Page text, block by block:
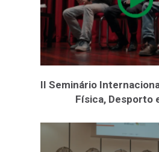
II Seminário
Física, Desporto